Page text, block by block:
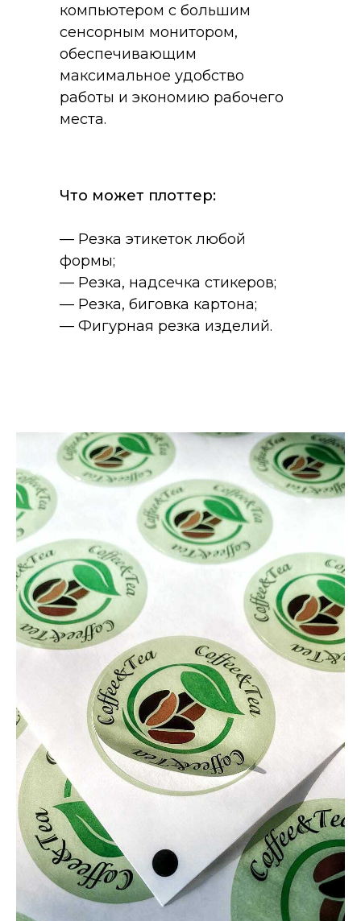
компьютером с большим
сенсорным монитором,
обеспечивающим
максимальное удобство
работы и экономию рабочего
места.
Что может плоттер:
— Резка этикеток любой
формы;
— Резка, надсечка стикеров;
— Резка, биговка картона;
— Фигурная резка изделий.